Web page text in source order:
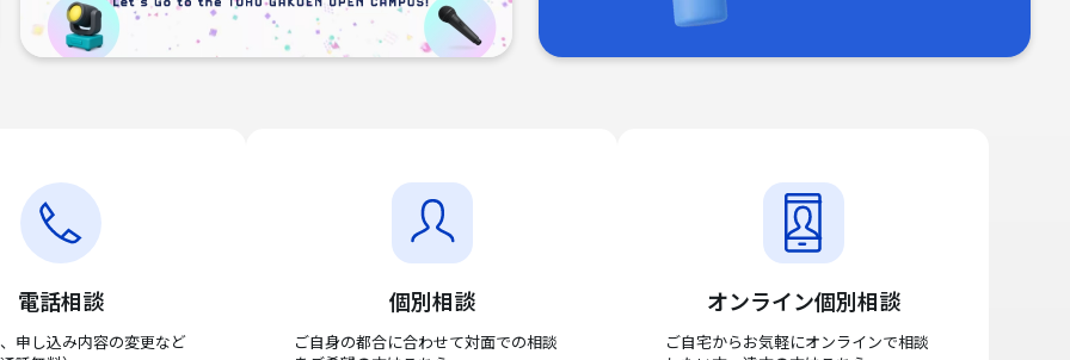
電話相談
申し込み内容の変更など
個別相談
ご自身の都合に合わせて対面での相談
オンライン個別相談
ご自宅からお気軽にオンラインで相談